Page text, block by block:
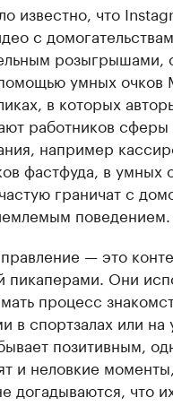
известно, что
с
розыгрышами,
умных очков
в которых
работников сферы
например
фастфуда, в умных
граничат с
поведением.
— это
пикаперами. Они
процесс
в спортзалах или на
позитивным,
и неловкие
догадываются, что